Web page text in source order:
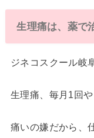
生理痛は、薬で
ジネコスクール岐
生理痛、毎月1回
痛いの嫌だから、